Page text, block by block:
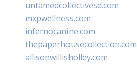
untamedcollectivesd.com
mxpwellness.com
infernocanine.com
thepaperhousecollection.com
allisonwillisholley.com